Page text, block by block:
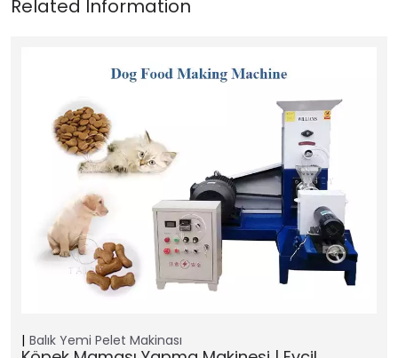
Balık Yemi Pelet Makinası